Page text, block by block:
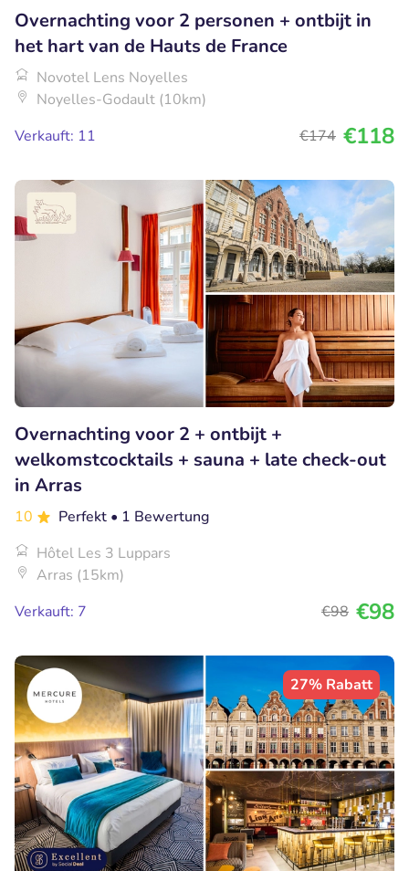
Overnachting voor 2 personen + ontbijt in
het hart van de Hauts de France
Novotel Lens Noyelles
Noyelles-Godault (10km)
Verkauft: 11
€174 €118
Overnachting voor 2 + ontbijt +
welkomstcocktails + sauna + late check-out
in Arras
10 Perfekt • 1 Bewertung
Hôtel Les 3 Luppars
Arras (15km)
Verkauft: 7
€98 €98
27% Rabatt